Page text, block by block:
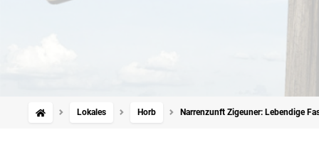
Lokales Horb Narrenzunft Zigeuner: Lebendige